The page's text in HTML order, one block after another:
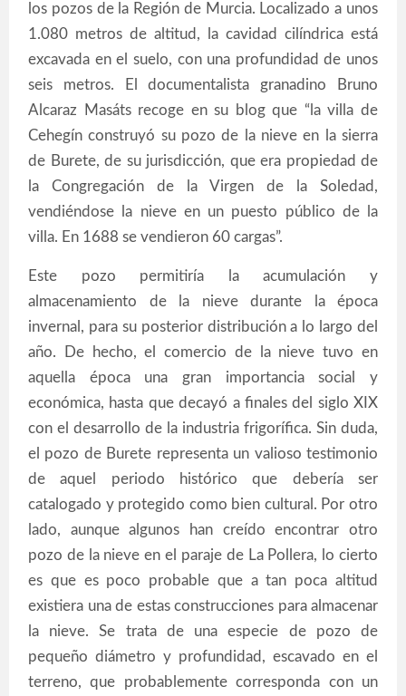
los pozos de la Región de Murcia. Localizado a unos
1.080 metros de altitud, la cavidad cilíndrica está
excavada en el suelo, con una profundidad de unos
seis metros. El documentalista granadino Bruno
Alcaraz Masáts recoge en su blog que “la villa de
Cehegín construyó su pozo de la nieve en la sierra
de Burete, de su jurisdicción, que era propiedad de
la Congregación de la Virgen de la Soledad,
vendiéndose la nieve en un puesto público de la
villa. En 1688 se vendieron 60 cargas”.
Este pozo permitiría la acumulación y
almacenamiento de la nieve durante la época
invernal, para su posterior distribución a lo largo del
año. De hecho, el comercio de la nieve tuvo en
aquella época una gran importancia social y
económica, hasta que decayó a finales del siglo XIX
con el desarrollo de la industria frigorífica. Sin duda,
el pozo de Burete representa un valioso testimonio
de aquel periodo histórico que debería ser
catalogado y protegido como bien cultural. Por otro
lado, aunque algunos han creído encontrar otro
pozo de la nieve en el paraje de La Pollera, lo cierto
es que es poco probable que a tan poca altitud
existiera una de estas construcciones para almacenar
la nieve. Se trata de una especie de pozo de
pequeño diámetro y profundidad, escavado en el
terreno, que probablemente corresponda con un